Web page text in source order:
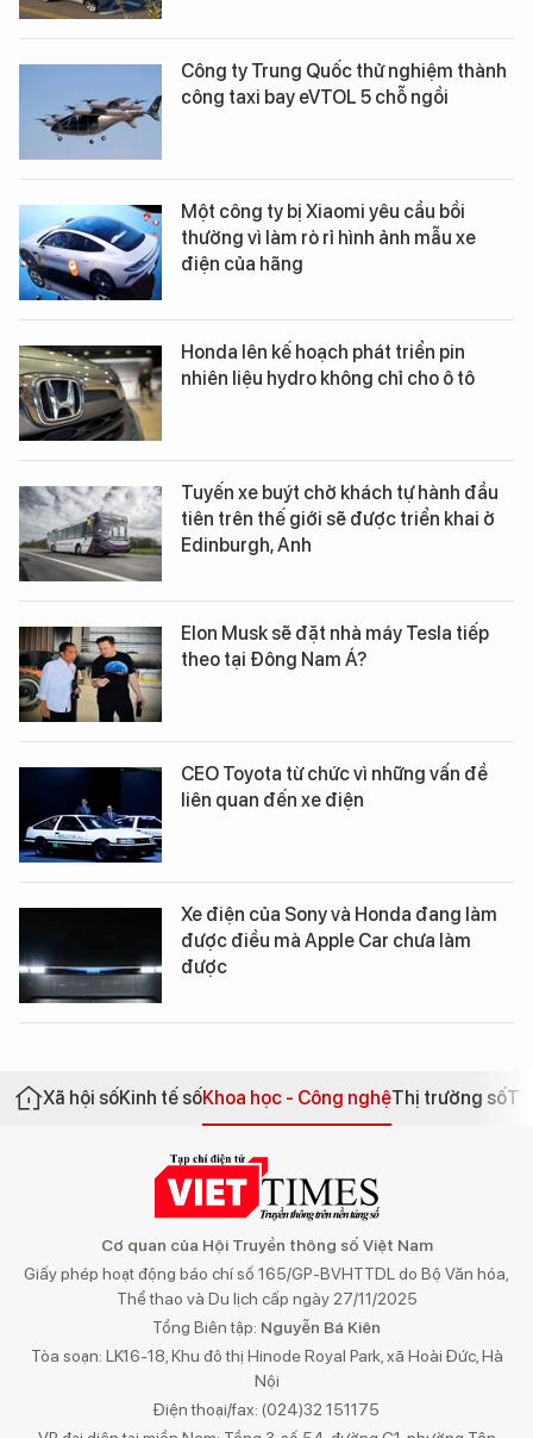
Công ty Trung Quốc thử nghiệm thành
công taxi bay eVTOL 5 chỗ ngồi
Một công ty bị Xiaomi yêu cầu bồi
thường vì làm rò rỉ hình ảnh mẫu xe
điện của hãng
Honda lên kế hoạch phát triển pin
nhiên liệu hydro không chỉ cho ô tô
Tuyến xe buýt chở khách tự hành đầu
tiên trên thế giới sẽ được triển khai ở
Edinburgh, Anh
Elon Musk sẽ đặt nhà máy Tesla tiếp
theo tại Đông Nam Á?
CEO Toyota từ chức vì những vấn đề
liên quan đến xe điện
Xe điện của Sony và Honda đang làm
được điều mà Apple Car chưa làm
được
Xã hội sốKinh tế sốKhoa học - Công nghệThị trường số
Cơ quan của Hội Truyền thông số Việt Nam
Giấy phép hoạt động báo chí số 165/GP-BVHTTDL do Bộ Văn hóa,
Thể thao và Du lịch cấp ngày 27/11/2025
Tổng Biên tập: Nguyễn Bá Kiên
Tòa soạn: LK16-18, Khu đô thị Hinode Royal Park, xã Hoài Đức, Hà
Nội
Điện thoại/fax: (024)32 151175